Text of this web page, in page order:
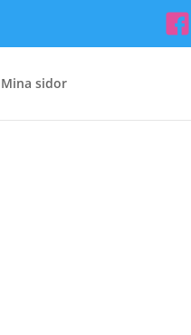
Mina sidor